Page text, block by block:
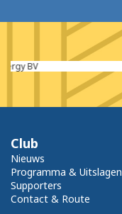
Club
Nieuws
Programma & Uitslagen
Supporters
Contact & Route